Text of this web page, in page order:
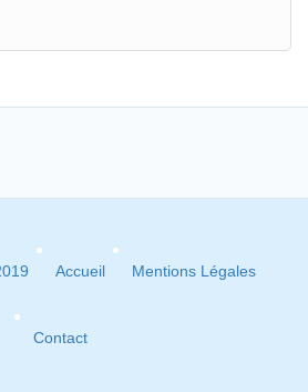
Accueil Mentions Légales
Contact